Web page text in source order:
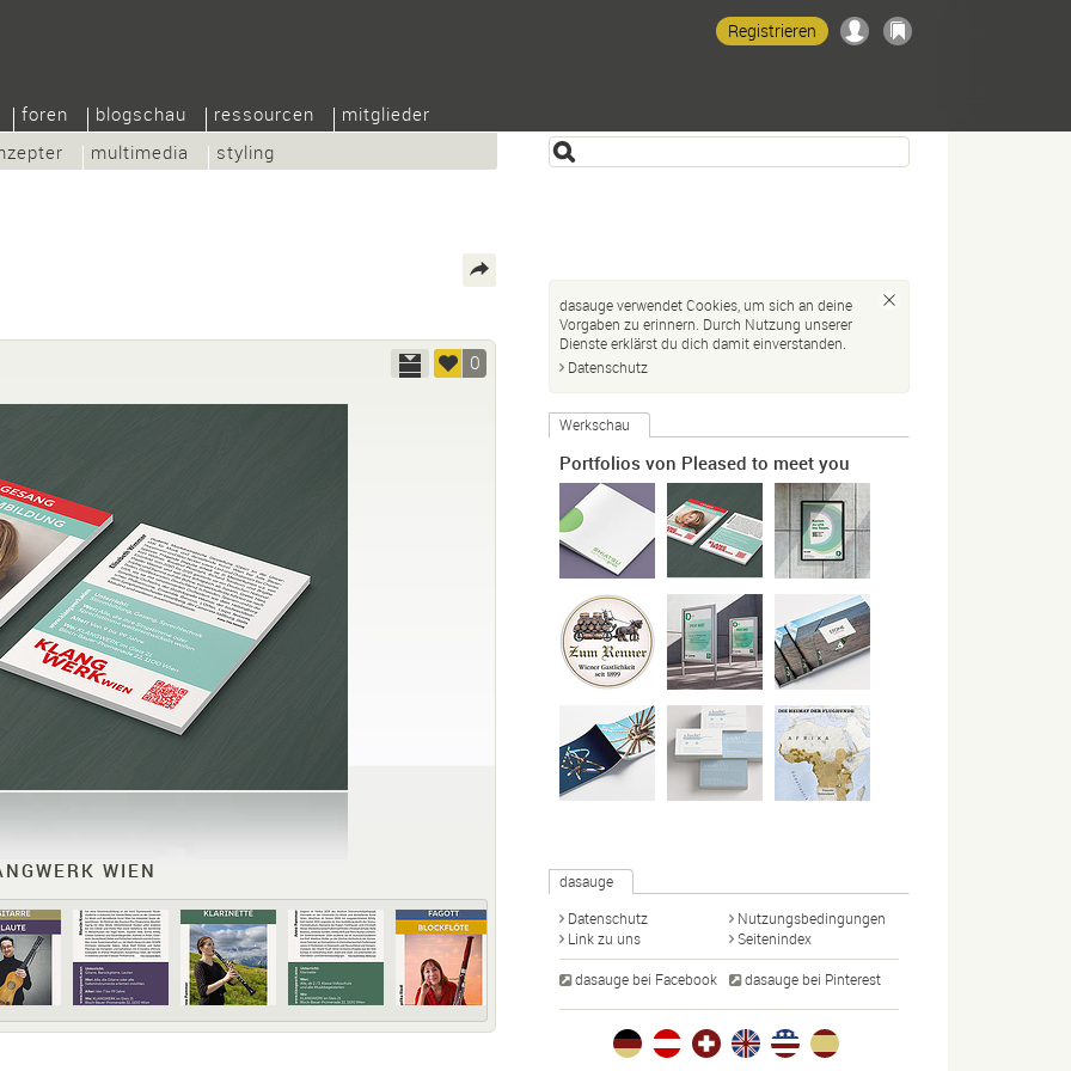
multimedia styling
foren blogschau ressourcen mitglieder
Registrieren
WIEN
0
dasauge verwendet Cookies, um sich an deine
Vorgaben zu erinnern. Durch Nutzung unserer
Dienste erklärst du dich damit einverstanden.
Datenschutz
Werkschau
Portfolios von Pleased to meet you
dasauge
Datenschutz
Nutzungsbedingungen
Link zu uns
Seitenindex
dasauge bei Facebook dasauge bei Pinterest